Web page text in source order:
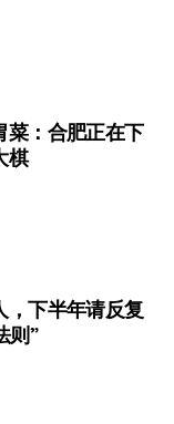
菜：合肥正在下
棋
，下半年请反复
则”